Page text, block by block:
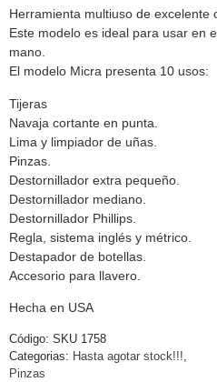
Herramienta multiuso de excelente
Este modelo es ideal para usar en
mano.
El modelo Micra presenta 10 usos:
Tijeras
Navaja cortante en punta.
Lima y limpiador de uñas.
Pinzas.
Destornillador extra pequeño.
Destornillador mediano.
Destornillador Phillips.
Regla, sistema inglés y métrico.
Destapador de botellas.
Accesorio para llavero.
Hecha en USA
Código: SKU 1758
Categorias: Hasta agotar stock!!!,
Pinzas